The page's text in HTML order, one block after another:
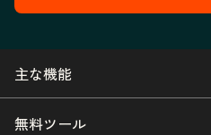
主な機能
無料ツール